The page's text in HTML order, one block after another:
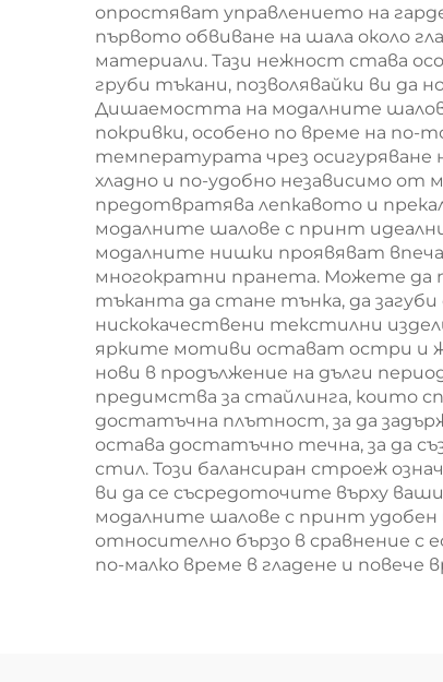
опростяват управлението на
първото обвиване на шала около
материали. Тази нежност става
груби тъкани, позволявайки ви да
Дишаемостта на модалните
покривки, особено по време на
температурата чрез осигуряване
хладно и по-удобно независимо
предотвратява лепкавото и
модалните шалове с принт
модалните нишки проявяват
многократни пранета. Можете да
тъканта да стане тънка, да
нискокачествени текстилни
ярките мотиви остават остри и
нови в продължение на дълги
предимства за стайлинга, които
достатъчна плътност, за да
остава достатъчно течна, за да
стил. Този балансиран строеж
ви да се съсредоточите върху
модалните шалове с принт
относително бързо в сравнение с
по-малко време в гладене и